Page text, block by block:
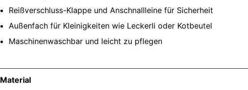
Reißverschluss-Klappe und Anschnallleine für Sicherheit
Außenfach für Kleinigkeiten wie Leckerli oder Kotbeutel
Maschinenwaschbar und leicht zu pflegen
Material